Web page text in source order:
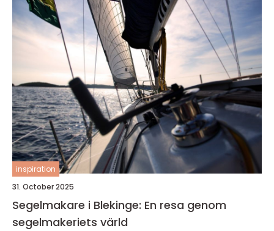
inspiration
31. October 2025
Segelmakare i Blekinge: En resa genom
segelmakeriets värld